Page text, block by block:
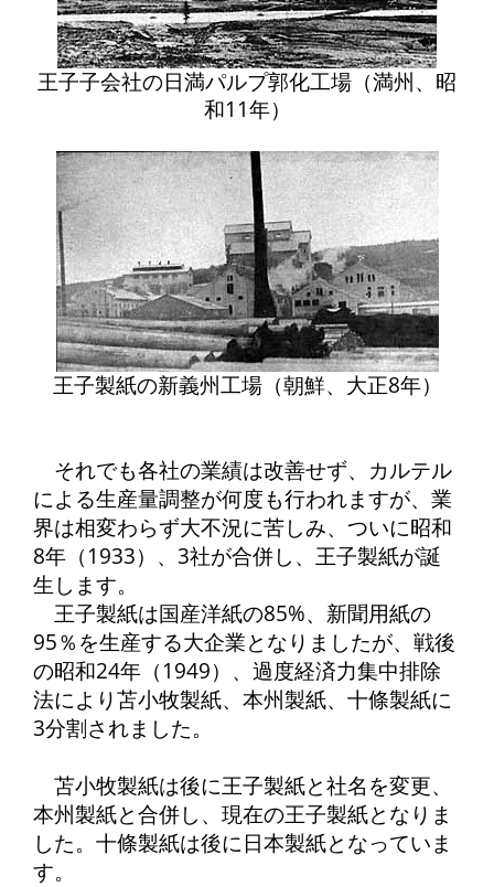
王子子会社の日満パルプ郭化工場（満州、昭
和11年）
王子製紙の新義州工場（朝鮮、大正8年）
それでも各社の業績は改善せず、カルテル
による生産量調整が何度も行われますが、業
界は相変わらず大不況に苦しみ、ついに昭和
8年（1933）、3社が合併し、王子製紙が誕
生します。
王子製紙は国産洋紙の85%、新聞用紙の
95％を生産する大企業となりましたが、戦後
の昭和24年（1949）、過度経済力集中排除
法により苫小牧製紙、本州製紙、十條製紙に
3分割されました。
苫小牧製紙は後に王子製紙と社名を変更、
本州製紙と合併し、現在の王子製紙となりま
した。十條製紙は後に日本製紙となっていま
す。